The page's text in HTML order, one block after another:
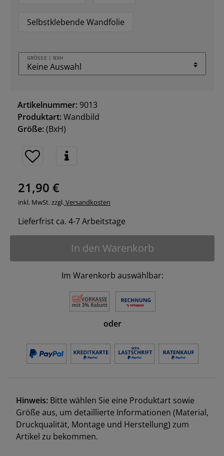
Selbstklebende Wandfolie
GRÖSSE | BXH
Artikelnummer: 9013
Produktart:Wandbild
Größe:(BxH)
21,90 €
inkl. MwSt. zzgl.Versandkosten
Lieferfrist ca. 4-7 Arbeitstage
In den Warenkorb
Im Warenkorb auswählbar:
oder
Hinweis: Bitte wählen Sie eine Produktart sowie
Größe aus, um detaillierte Informationen (Material,
Druckqualität, Montage und Herstellung) zum
Artikel zu bekommen.